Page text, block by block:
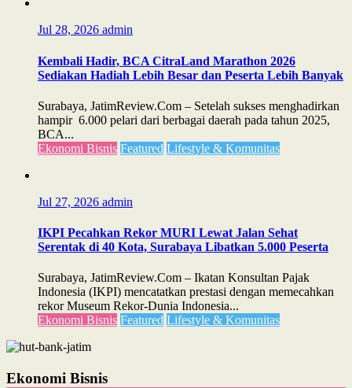
Jul 28, 2026 admin
Kembali Hadir, BCA CitraLand Marathon 2026
Sediakan Hadiah Lebih Besar dan Peserta Lebih Banyak
Surabaya, JatimReview.Com – Setelah sukses menghadirkan
hampir 6.000 pelari dari berbagai daerah pada tahun 2025,
BCA...
Ekonomi Bisnis Featured Lifestyle & Komunitas
Jul 27, 2026 admin
IKPI Pecahkan Rekor MURI Lewat Jalan Sehat
Serentak di 40 Kota, Surabaya Libatkan 5.000 Peserta
Surabaya, JatimReview.Com – Ikatan Konsultan Pajak
Indonesia (IKPI) mencatatkan prestasi dengan memecahkan
rekor Museum Rekor-Dunia Indonesia...
Ekonomi Bisnis Featured Lifestyle & Komunitas
Ekonomi Bisnis